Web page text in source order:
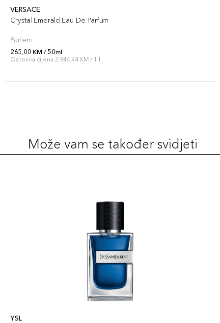
VERSACE
Crystal Emerald Eau De Parfum
Parfem
265,00 KM / 50ml
Osnovna cijena 2.944,44 KM / 1 l
Može vam se također svidjeti
YSL